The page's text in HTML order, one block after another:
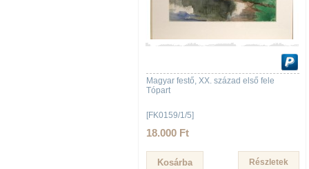
Magyar festő, XX. század első fele
Tópart
[FK0159/1/5]
18.000 Ft
Részletek